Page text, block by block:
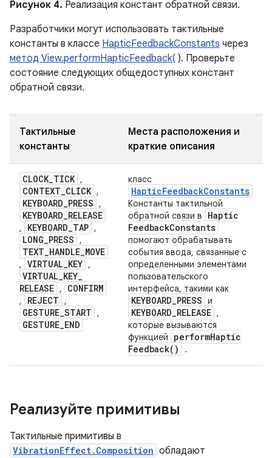
Рисунок 4. Реализация констант обратной связи.
Разработчики могут использовать тактильные
константы в классе HapticFeedbackConstants через
метод View.performHapticFeedback( ). Проверьте
состояние следующих общедоступных констант
обратной связи.
Тактильные
константы
Места расположения и
краткие описания
CLOCK TICK ,
CONTEXT CLICK ,
KEYBOARD PRESS ,
KEYBOARD RELEASE
, KEYBOARD TAP ,
LONG PRESS ,
TEXT HANDLE MOVE
, VIRTUAL KEY ,
VIRTUAL KEY
RELEASE , CONFIRM
, REJECT ,
GESTURE START ,
GESTURE END
класс
HapticFeedbackConstants
Константы тактильной
обратной связи в
Haptic
FeedbackConstants
помогают обрабатывать
события ввода, связанные с
определенными элементами
пользовательского
интерфейса, такими как
KEYBOARD PRESS и
KEYBOARD RELEASE ,
которые вызываются
функцией
performHaptic
Feedback( ) .
Реализуйте примитивы
Тактильные примитивы в
VibrationEffect.Composition обладают